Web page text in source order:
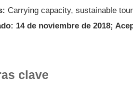
Carrying capacity, sustainable
14 de noviembre de 2018;
clave